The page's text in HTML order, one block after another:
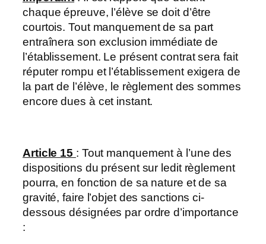
chaque épreuve, l’élève se doit d’être
courtois. Tout manquement de sa part
entraînera son exclusion immédiate de
l’établissement. Le présent contrat sera fait
réputer rompu et l’établissement exigera de
la part de l’élève, le règlement des sommes
encore dues à cet instant.
Article 15 : Tout manquement à l’une des
dispositions du présent sur ledit règlement
pourra, en fonction de sa nature et de sa
gravité, faire l’objet des sanctions ci-
dessous désignées par ordre d’importance
: